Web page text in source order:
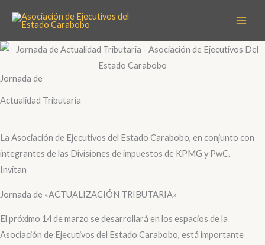
contenido
Jornada de
Actualidad Tributaria
La Asociación de Ejecutivos del Estado Carabobo, en conjunto con
integrantes de las Divisiones de impuestos de KPMG y PwC.
Invitan
Jornada de «ACTUALIZACIÓN TRIBUTARIA»
El próximo 14 de marzo se desarrollará en los espacios de la
Asociación de Ejecutivos del Estado Carabobo, está importante